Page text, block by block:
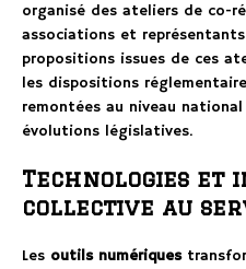
organisé des ateliers de co-
associations et représentants
propositions issues de ces
les dispositions
remontées au niveau
évolutions législatives.
Technologies et
collective au
Les outils numériques